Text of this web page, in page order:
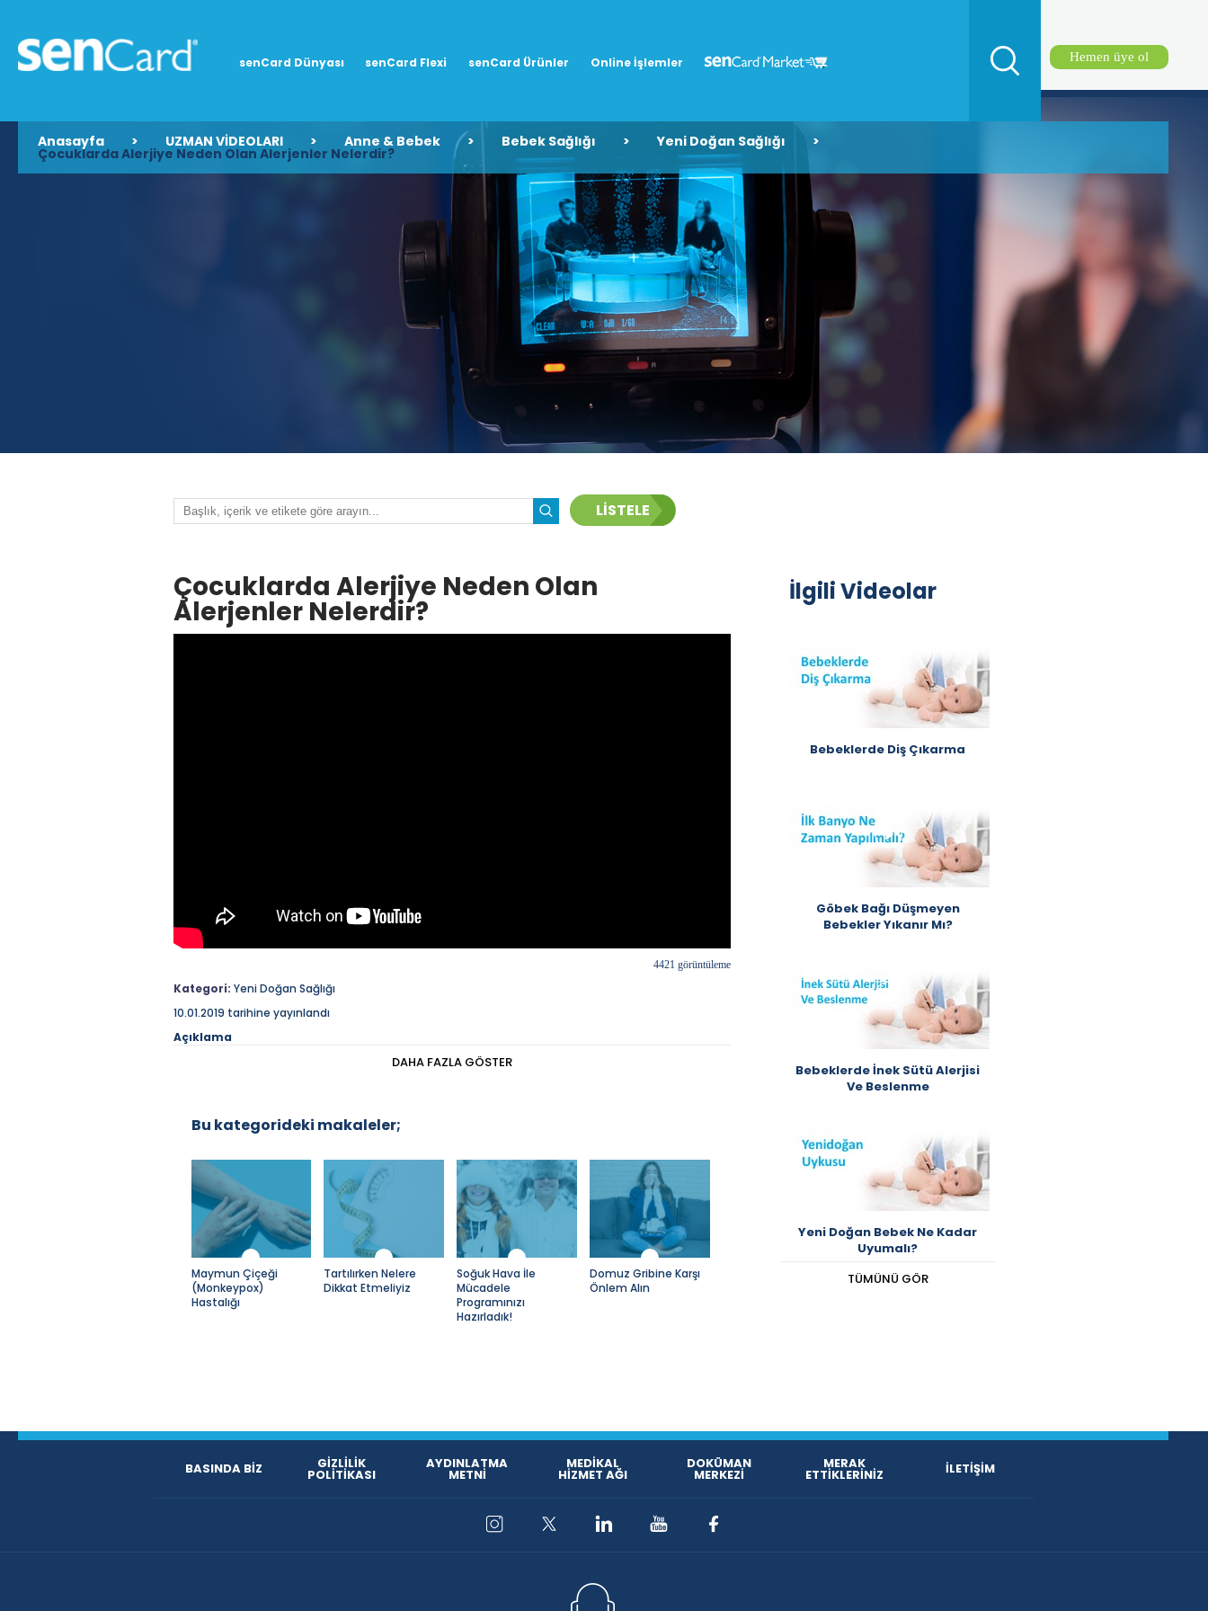
senCard Dünyası senCard Flexi senCard Ürünler Online İşlemler Hemen üye ol
Anasayfa > UZMAN VİDEOLARI > Anne & Bebek > Bebek Sağlığı > Yeni Doğan Sağlığı >
Çocuklarda Alerjiye Neden Olan Alerjenler Nelerdir?
LİSTELE
Çocuklarda Alerjiye Neden Olan
Alerjenler Nelerdir?
Kategori: Yeni Doğan Sağlığı
10.01.2019 tarihine yayınlandı
Açıklama
Çocuk Hastalıkları ve Alerji Uzmanı Prof. Dr. Reha CENGİZLİER, çocuklarda alerjiye neden
4421 görüntüleme
DAHA FAZLA GÖSTER
Bu kategorideki makaleler;
Maymun Çiçeği
(Monkeypox)
Hastalığı
Tartılırken Nelere
Dikkat Etmeliyiz
Soğuk Hava İle
Mücadele
Programınızı
Hazırladık!
Domuz Gribine Karşı
Önlem Alın
İlgili Videolar
Bebeklerde Diş Çıkarma
Göbek Bağı Düşmeyen
Bebekler Yıkanır Mı?
Bebeklerde İnek Sütü Alerjisi
Ve Beslenme
Yeni Doğan Bebek Ne Kadar
Uyumalı?
TÜMÜNÜ GÖR
BASINDA BİZ GİZLİLİK
POLİTİKASI
AYDINLATMA
METNİ
MEDİKAL
HİZMET AĞI
DOKÜMAN
MERKEZİ
MERAK
ETTİKLERİNİZ İLETİŞİM